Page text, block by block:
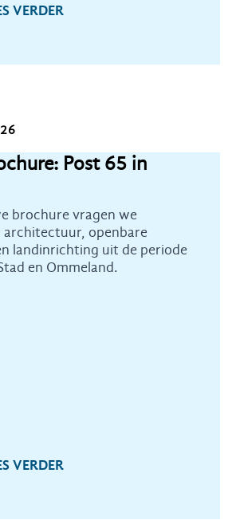
VERDER
Post 65 in
brochure vragen we
openbare
landinrichting uit de periode
en Ommeland.
VERDER